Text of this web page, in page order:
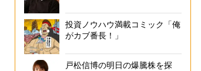
投資ノウハウ満載コミック「俺
がカブ番長！」
戸松信博の明日の爆騰株を探